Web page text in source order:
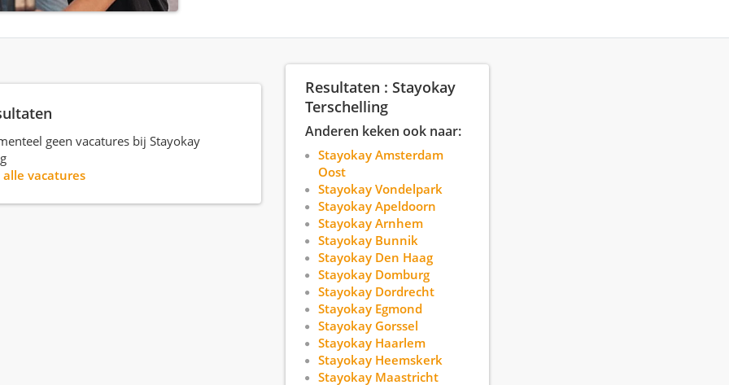
geen vacatures bij Stayokay
alle vacatures
Resultaten : Stayokay
Terschelling
Anderen keken ook naar:
Stayokay Amsterdam
Oost
Stayokay Vondelpark
Stayokay Apeldoorn
Stayokay Arnhem
Stayokay Bunnik
Stayokay Den Haag
Stayokay Domburg
Stayokay Dordrecht
Stayokay Egmond
Stayokay Gorssel
Stayokay Haarlem
Stayokay Heemskerk
Stayokay Maastricht